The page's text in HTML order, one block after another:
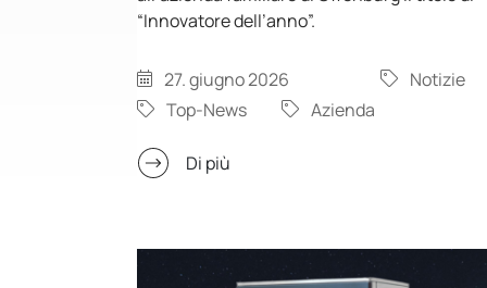
“Innovatore dell’anno”.
27. giugno 2026
Notizie
Top-News
Azienda
Di più